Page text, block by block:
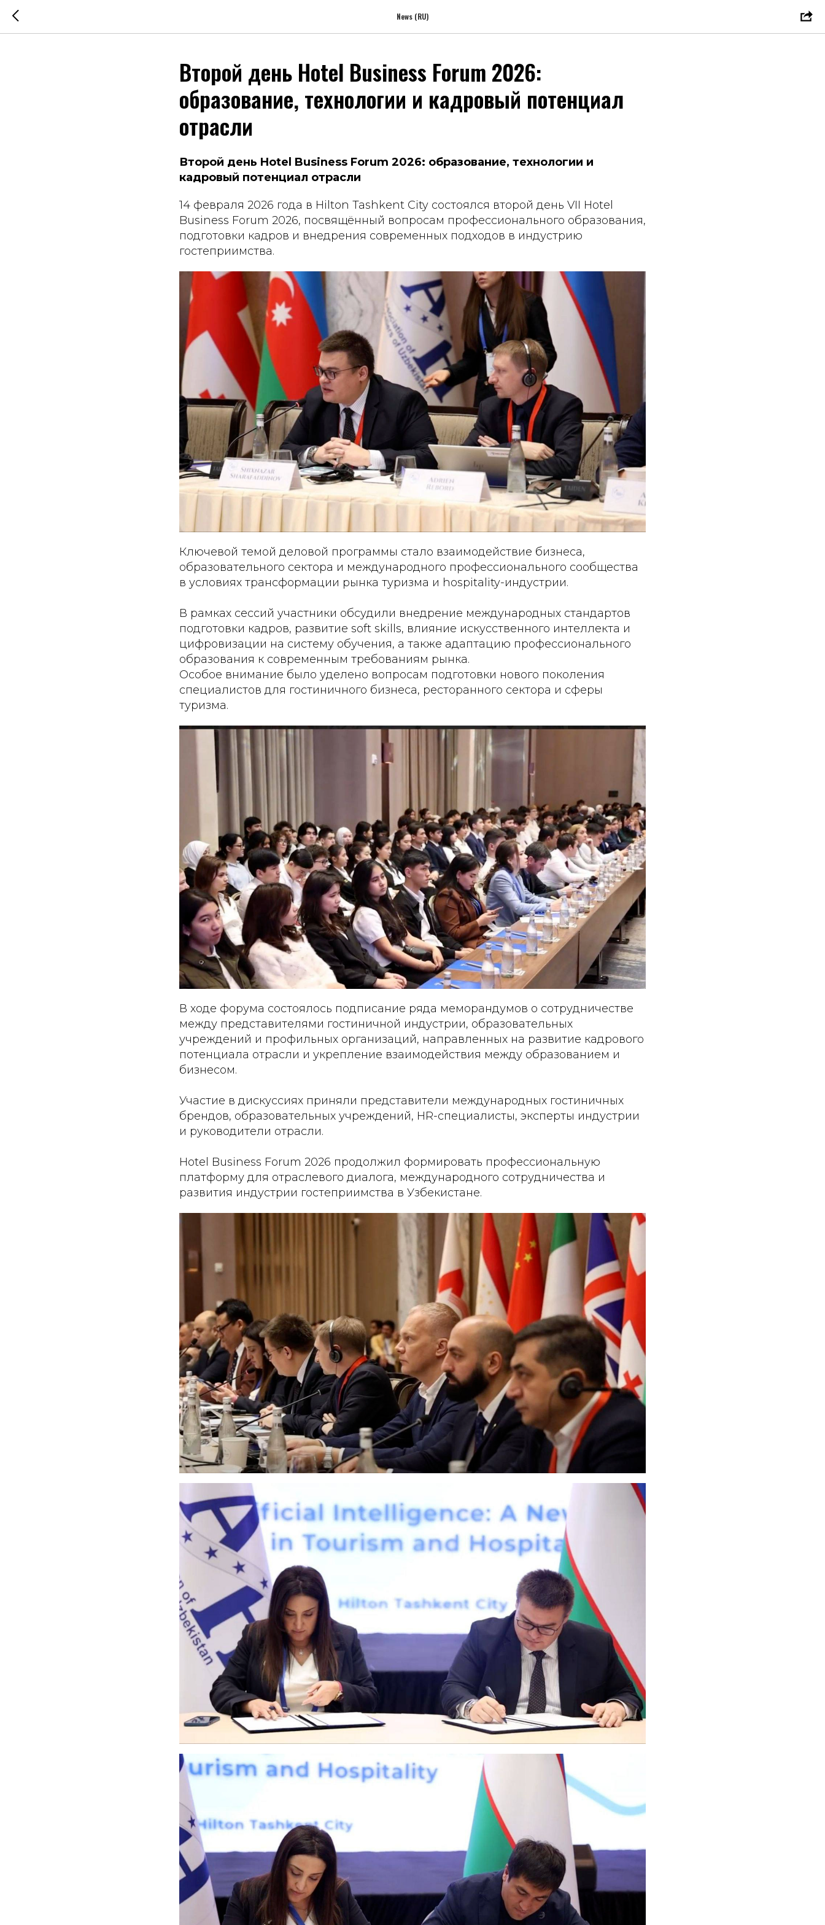
News (RU)
Второй день Hotel Business Forum 2026:
образование, технологии и кадровый потенциал
отрасли
Второй день Hotel Business Forum 2026: образование, технологии и
кадровый потенциал отрасли
14 февраля 2026 года в Hilton Tashkent City состоялся второй день VII Hotel
Business Forum 2026, посвящённый вопросам профессионального образования,
подготовки кадров и внедрения современных подходов в индустрию
гостеприимства.
Ключевой темой деловой программы стало взаимодействие бизнеса,
образовательного сектора и международного профессионального сообщества
в условиях трансформации рынка туризма и hospitality-индустрии.
В рамках сессий участники обсудили внедрение международных стандартов
подготовки кадров, развитие soft skills, влияние искусственного интеллекта и
цифровизации на систему обучения, а также адаптацию профессионального
образования к современным требованиям рынка.
Особое внимание было уделено вопросам подготовки нового поколения
специалистов для гостиничного бизнеса, ресторанного сектора и сферы
туризма.
В ходе форума состоялось подписание ряда меморандумов о сотрудничестве
между представителями гостиничной индустрии, образовательных
учреждений и профильных организаций, направленных на развитие кадрового
потенциала отрасли и укрепление взаимодействия между образованием и
бизнесом.
Участие в дискуссиях приняли представители международных гостиничных
брендов, образовательных учреждений, HR-специалисты, эксперты индустрии
и руководители отрасли.
Hotel Business Forum 2026 продолжил формировать профессиональную
платформу для отраслевого диалога, международного сотрудничества и
развития индустрии гостеприимства в Узбекистане.